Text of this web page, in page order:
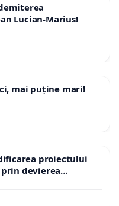
Lucian-Marius!
mai puține mari!
proiectului
prin devierea